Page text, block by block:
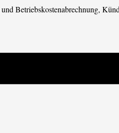
Betriebskostenabrechnung,